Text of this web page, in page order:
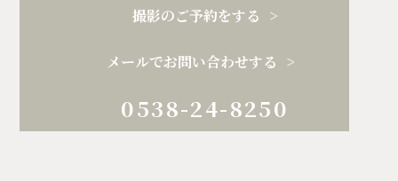
撮影のご予約をする
メールでお問い合わせする
0538-24-8250